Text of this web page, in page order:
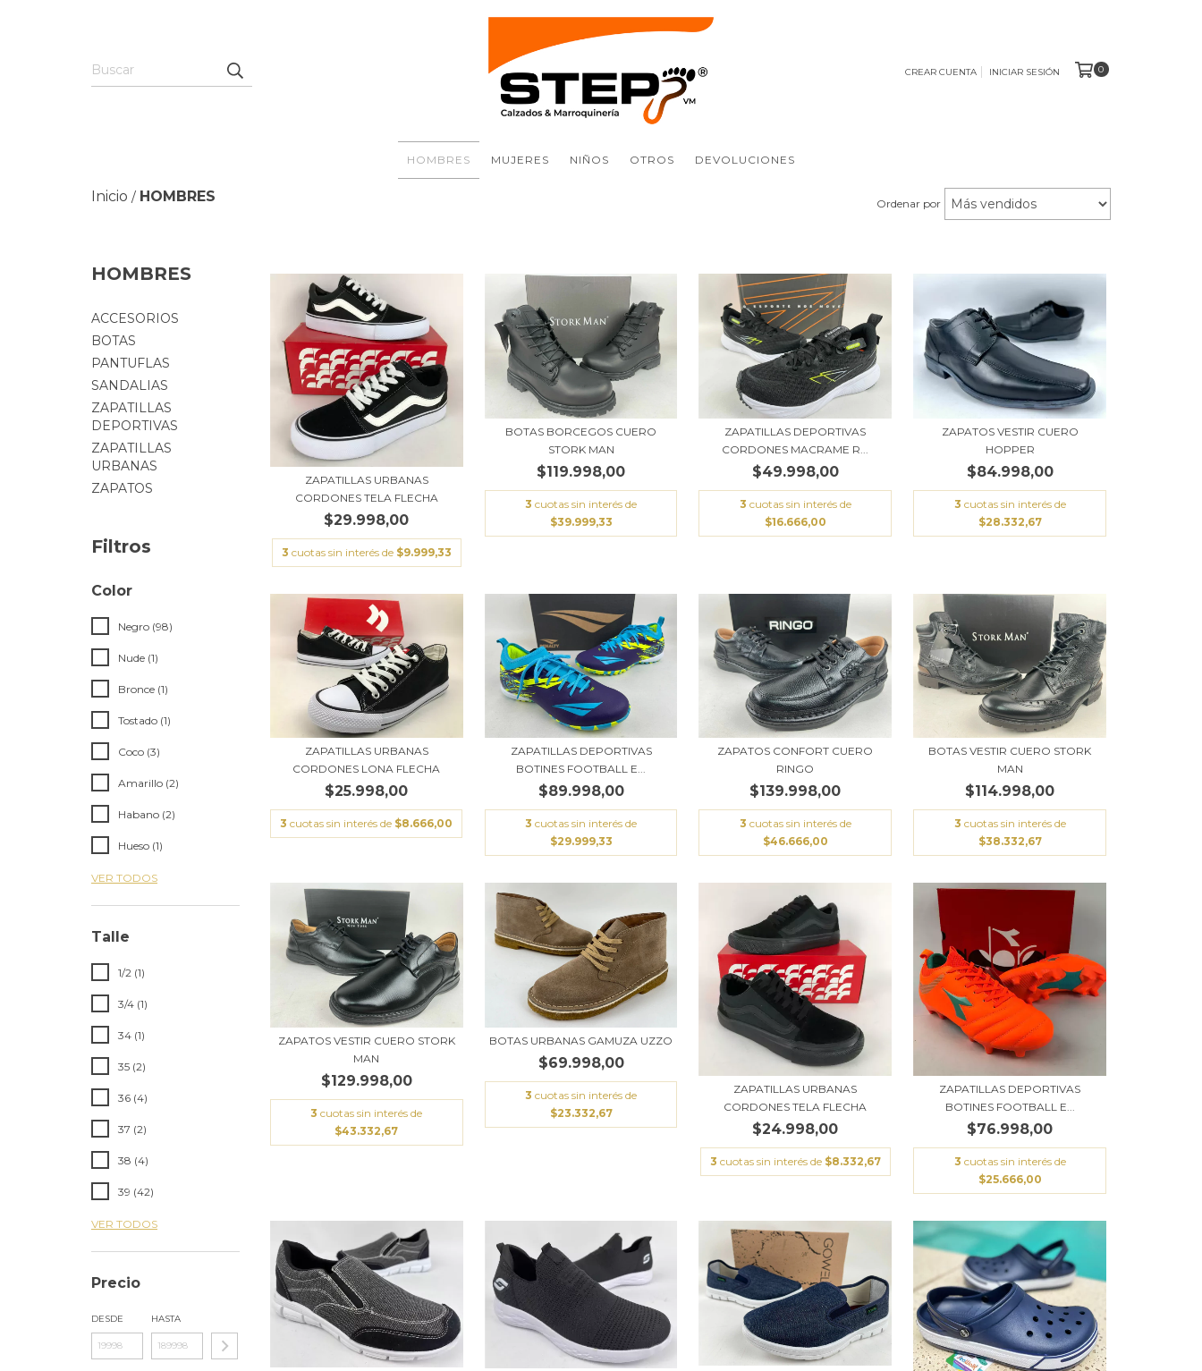
CREAR CUENTA INICIAR SESIÓN 0
HOMBRES MUJERES NIÑOS OTROS DEVOLUCIONES
Inicio / HOMBRES Ordenar por
HOMBRES
ACCESORIOS
BOTAS
PANTUFLAS
SANDALIAS
ZAPATILLAS
DEPORTIVAS
ZAPATILLAS
URBANAS
ZAPATOS
Filtros
Color
Negro (98)
Nude (1)
Bronce (1)
Tostado (1)
Coco (3)
Amarillo (2)
Habano (2)
Hueso (1)
VER TODOS
Talle
1/2 (1)
3/4 (1)
34 (1)
35 (2)
36 (4)
37 (2)
38 (4)
39 (42)
VER TODOS
Precio
DESDE HASTA
ZAPATILLAS URBANAS
CORDONES TELA FLECHA
$29.998,00
3 cuotas sin interés de $9.999,33
BOTAS BORCEGOS CUERO
STORK MAN
$119.998,00
3 cuotas sin interés de
$39.999,33
ZAPATILLAS DEPORTIVAS
CORDONES MACRAME R...
$49.998,00
3 cuotas sin interés de
$16.666,00
ZAPATOS VESTIR CUERO
HOPPER
$84.998,00
3 cuotas sin interés de
$28.332,67
ZAPATILLAS URBANAS
CORDONES LONA FLECHA
$25.998,00
3 cuotas sin interés de $8.666,00
ZAPATILLAS DEPORTIVAS
BOTINES FOOTBALL E...
$89.998,00
3 cuotas sin interés de
$29.999,33
ZAPATOS CONFORT CUERO
RINGO
$139.998,00
3 cuotas sin interés de
$46.666,00
BOTAS VESTIR CUERO STORK
MAN
$114.998,00
3 cuotas sin interés de
$38.332,67
ZAPATOS VESTIR CUERO STORK
MAN
$129.998,00
3 cuotas sin interés de
$43.332,67
BOTAS URBANAS GAMUZA UZZO
$69.998,00
3 cuotas sin interés de
$23.332,67
ZAPATILLAS URBANAS
CORDONES TELA FLECHA
$24.998,00
3 cuotas sin interés de $8.332,67
ZAPATILLAS DEPORTIVAS
BOTINES FOOTBALL E...
$76.998,00
3 cuotas sin interés de
$25.666,00